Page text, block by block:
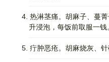
4. 热淋茎痛。胡麻子、蔓菁
升浸泡，每饭前取服一钱
5. 疔肿恶疮。胡麻烧灰、针